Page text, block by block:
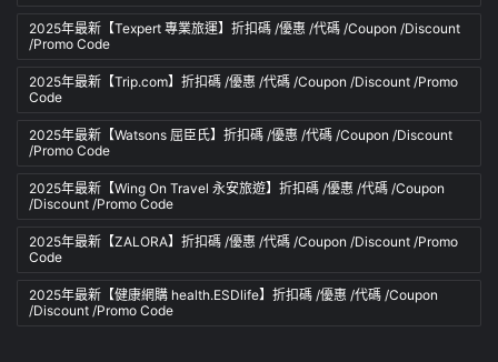
2025年最新【Texpert 專業旅運】折扣碼 /優惠 /代碼 /Coupon /Discount
/Promo Code
2025年最新【Trip.com】折扣碼 /優惠 /代碼 /Coupon /Discount /Promo
Code
2025年最新【Watsons 屈臣氏】折扣碼 /優惠 /代碼 /Coupon /Discount
/Promo Code
2025年最新【Wing On Travel 永安旅遊】折扣碼 /優惠 /代碼 /Coupon
/Discount /Promo Code
2025年最新【ZALORA】折扣碼 /優惠 /代碼 /Coupon /Discount /Promo
Code
2025年最新【健康網購 health.ESDlife】折扣碼 /優惠 /代碼 /Coupon
/Discount /Promo Code